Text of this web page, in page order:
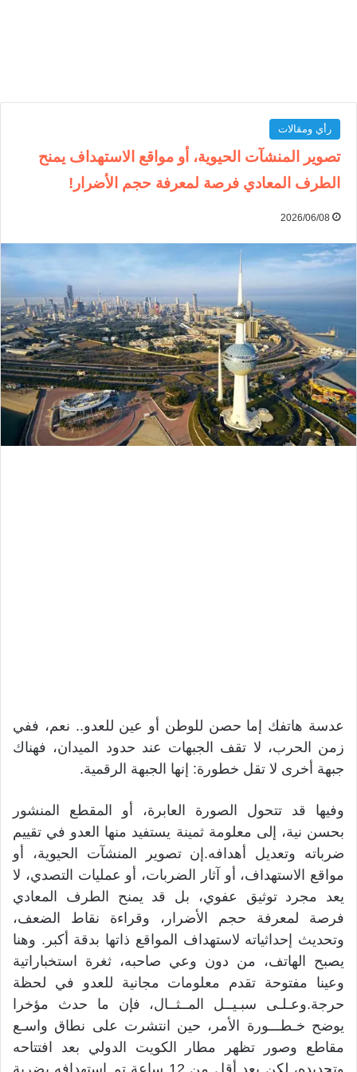
رأي ومقالات
تصوير المنشآت الحيوية، أو مواقع الاستهداف يمنح
الطرف المعادي فرصة لمعرفة حجم الأضرار!
2026/06/08
عدسة هاتفك إما حصن للوطن أو عين للعدو.. نعم، ففي
زمن الحرب، لا تقف الجبهات عند حدود الميدان، فهناك
جبهة أخرى لا تقل خطورة: إنها الجبهة الرقمية.
وفيها قد تتحول الصورة العابرة، أو المقطع المنشور
بحسن نية، إلى معلومة ثمينة يستفيد منها العدو في تقييم
ضرباته وتعديل أهدافه.إن تصوير المنشآت الحيوية، أو
مواقع الاستهداف، أو آثار الضربات، أو عمليات التصدي، لا
يعد مجرد توثيق عفوي، بل قد يمنح الطرف المعادي
فرصة لمعرفة حجم الأضرار، وقراءة نقاط الضعف،
وتحديث إحداثياته لاستهداف المواقع ذاتها بدقة أكبر. وهنا
يصبح الهاتف، من دون وعي صاحبه، ثغرة استخباراتية
وعينا مفتوحة تقدم معلومات مجانية للعدو في لحظة
حرجة.وعـلـى سبـيــل المــثــال، فإن ما حدث مؤخرا
يوضح خـطـــورة الأمر، حين انتشرت على نطاق واسـع
مقاطع وصور تظهر مطار الكويت الدولي بعد افتتاحه
وتجديده، لكن بعد أقل من 12 ساعة تم استهدافه بضربة